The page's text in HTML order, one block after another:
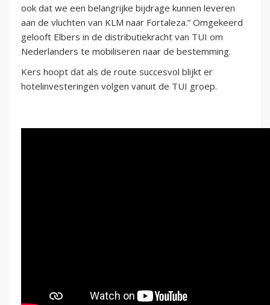
ook dat we een belangrijke bijdrage kunnen leveren
aan de vluchten van KLM naar Fortaleza.” Omgekeerd
gelooft Elbers in de distributiekracht van TUI om
Nederlanders te mobiliseren naar de bestemming.
Kers hoopt dat als de route succesvol blijkt er
hotelinvesteringen volgen vanuit de TUI groep.